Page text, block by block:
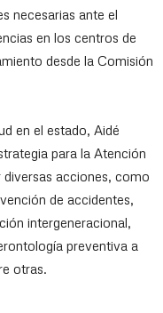
necesarias ante el
en los centros de
desde la Comisión
en el estado, Aidé
para la Atención
acciones, como
de accidentes,
intergeneracional,
preventiva a
otras.